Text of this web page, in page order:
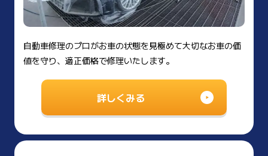
自動車修理のプロがお車の状態を見極めて大切なお車の価
値を守り、適正価格で修理いたします。
詳しくみる